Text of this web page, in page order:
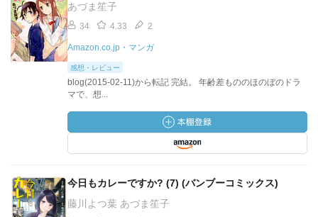
あづま笙子
34 4.33 2
Amazon.co.jp・マンガ
感想・レビュー
blog(2015-02-11)から転記 完結。 年齢差もののほのぼのドラ
マで、想...
今日もカレーですか? (7) (バンブーコミックス)
藤川よつ葉 あづま笙子